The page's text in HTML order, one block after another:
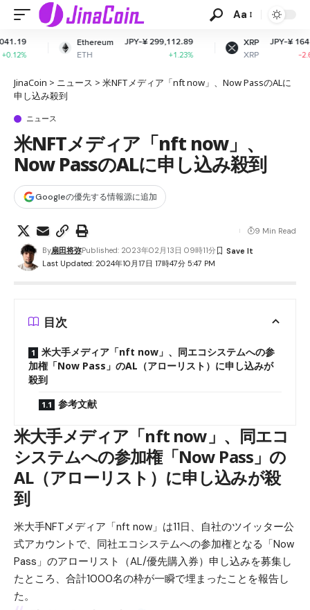
Aa
Ethereum
ETH
JPY-¥ 299,112.89
XRP
XRP
JPY-¥ 164.81
-2.67%
JinaCoin > ニュース > 米NFTメディア「nft now」、Now PassのALに
申し込み殺到
ニュース
米NFTメディア「nft now」、
Now PassのALに申し込み殺到
Googleの優先する情報源に追加
Last Updated: 2024年10月17日 17時47分 5:47 PM
By扇田将弥Published: 2023年02月13日 09時11分
9 Min Read
目次
米大手メディア「nft now」、同エコシステムへの参
加権「Now Pass」のAL（アローリスト）に申し込みが
殺到
参考文献
米大手メディア「nft now」、同エコ
システムへの参加権「Now Pass」の
AL（アローリスト）に申し込みが殺
到
米大手NFTメディア「nft now」は11日、自社のツイッター公
式アカウントで、同社エコシステムへの参加権となる「Now
Pass」のアローリスト（AL/優先購入券）申し込みを募集し
たところ、合計1000名の枠が一瞬で埋まったことを報告し
た。